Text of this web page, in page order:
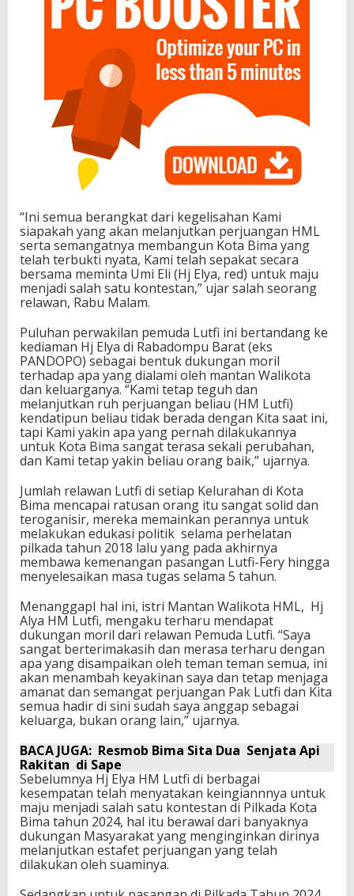
“Ini semua berangkat dari kegelisahan Kami
siapakah yang akan melanjutkan perjuangan HML
serta semangatnya membangun Kota Bima yang
telah terbukti nyata, Kami telah sepakat secara
bersama meminta Umi Eli (Hj Elya, red) untuk maju
menjadi salah satu kontestan,” ujar salah seorang
relawan, Rabu Malam.
Puluhan perwakilan pemuda Lutfi ini bertandang ke
kediaman Hj Elya di Rabadompu Barat (eks
PANDOPO) sebagai bentuk dukungan moril
terhadap apa yang dialami oleh mantan Walikota
dan keluarganya. “Kami tetap teguh dan
melanjutkan ruh perjuangan beliau (HM Lutfi)
kendatipun beliau tidak berada dengan Kita saat ini,
tapi Kami yakin apa yang pernah dilakukannya
untuk Kota Bima sangat terasa sekali perubahan,
dan Kami tetap yakin beliau orang baik,” ujarnya.
Jumlah relawan Lutfi di setiap Kelurahan di Kota
Bima mencapai ratusan orang itu sangat solid dan
teroganisir, mereka memainkan perannya untuk
melakukan edukasi politik selama perhelatan
pilkada tahun 2018 lalu yang pada akhirnya
membawa kemenangan pasangan Lutfi-Fery hingga
menyelesaikan masa tugas selama 5 tahun.
MenanggapI hal ini, istri Mantan Walikota HML, Hj
Alya HM Lutfi, mengaku terharu mendapat
dukungan moril dari relawan Pemuda Lutfi. “Saya
sangat berterimakasih dan merasa terharu dengan
apa yang disampaikan oleh teman teman semua, ini
akan menambah keyakinan saya dan tetap menjaga
amanat dan semangat perjuangan Pak Lutfi dan Kita
semua hadir di sini sudah saya anggap sebagai
keluarga, bukan orang lain,” ujarnya.
BACA JUGA: Resmob Bima Sita Dua Senjata Api
Rakitan di Sape
Sebelumnya Hj Elya HM Lutfi di berbagai
kesempatan telah menyatakan keingiannnya untuk
maju menjadi salah satu kontestan di Pilkada Kota
Bima tahun 2024, hal itu berawal dari banyaknya
dukungan Masyarakat yang menginginkan dirinya
melanjutkan estafet perjuangan yang telah
dilakukan oleh suaminya.